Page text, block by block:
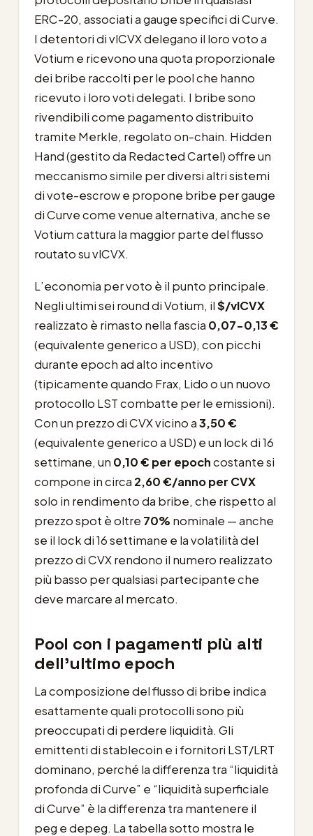
ERC-20, associati a gauge specifici di Curve.
I detentori di vlCVX delegano il loro voto a
Votium e ricevono una quota proporzionale
dei bribe raccolti per le pool che hanno
ricevuto i loro voti delegati. I bribe sono
rivendibili come pagamento distribuito
tramite Merkle, regolato on-chain. Hidden
Hand (gestito da Redacted Cartel) offre un
meccanismo simile per diversi altri sistemi
di vote-escrow e propone bribe per gauge
di Curve come venue alternativa, anche se
Votium cattura la maggior parte del flusso
routato su vlCVX.
L’economia per voto è il punto principale.
Negli ultimi sei round di Votium, il$/vlCVX
realizzato è rimasto nella fascia 0,07-0,13 €
(equivalente generico a USD), con picchi
durante epoch ad alto incentivo
(tipicamente quando Frax, Lido o un nuovo
protocollo LST combatte per le emissioni).
Con un prezzo di CVX vicino a3,50 €
(equivalente generico a USD) e un lock di 16
settimane, un 0,10 € per epochcostante si
compone in circa 2,60 €/anno per CVX
solo in rendimento da bribe, che rispetto al
prezzo spot è oltre 70% nominale — anche
se il lock di 16 settimane e la volatilità del
prezzo di CVX rendono il numero realizzato
più basso per qualsiasi partecipante che
deve marcare al mercato.
Pool con i pagamenti più alti
dell’ultimo epoch
La composizione del flusso di bribe indica
esattamente quali protocolli sono più
preoccupati di perdere liquidità. Gli
emittenti di stablecoin e i fornitori LST/LRT
dominano, perché la differenza tra “liquidità
profonda di Curve” e “liquidità superficiale
di Curve” è la differenza tra mantenere il
peg e depeg. La tabella sotto mostra le